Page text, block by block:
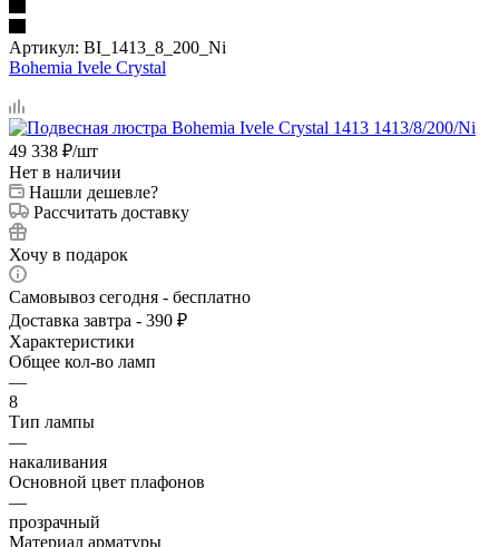
Артикул: BI_1413_8_200_Ni
Bohemia Ivele Crystal
49 338 ₽/шт
Нет в наличии
Нашли дешевле?
Рассчитать доставку
Хочу в подарок
Самовывоз сегодня - бесплатно
Доставка завтра - 390 ₽
Характеристики
Общее кол-во ламп
—
8
Тип лампы
—
накаливания
Основной цвет плафонов
—
прозрачный
Материал арматуры